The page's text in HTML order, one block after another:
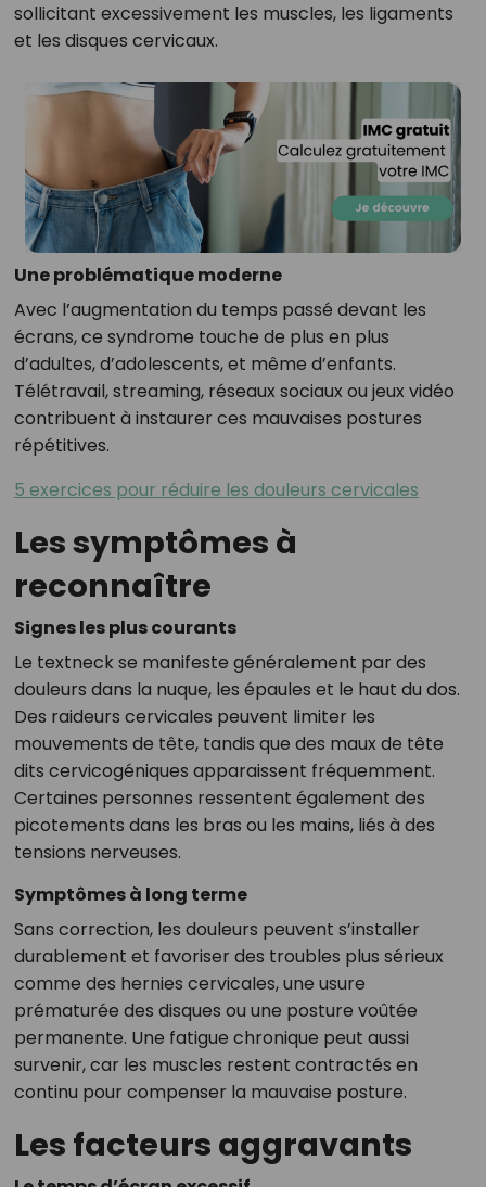
sollicitant excessivement les muscles, les ligaments
et les disques cervicaux.
Une problématique moderne
Avec l’augmentation du temps passé devant les
écrans, ce syndrome touche de plus en plus
d’adultes, d’adolescents, et même d’enfants.
Télétravail, streaming, réseaux sociaux ou jeux vidéo
contribuent à instaurer ces mauvaises postures
répétitives.
5 exercices pour réduire les douleurs cervicales
Les symptômes à
reconnaître
Signes les plus courants
Le textneck se manifeste généralement par des
douleurs dans la nuque, les épaules et le haut du dos.
Des raideurs cervicales peuvent limiter les
mouvements de tête, tandis que des maux de tête
dits cervicogéniques apparaissent fréquemment.
Certaines personnes ressentent également des
picotements dans les bras ou les mains, liés à des
tensions nerveuses.
Symptômes à long terme
Sans correction, les douleurs peuvent s’installer
durablement et favoriser des troubles plus sérieux
comme des hernies cervicales, une usure
prématurée des disques ou une posture voûtée
permanente. Une fatigue chronique peut aussi
survenir, car les muscles restent contractés en
continu pour compenser la mauvaise posture.
Les facteurs aggravants